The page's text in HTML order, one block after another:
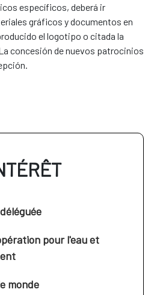
específicos, deberá ir
gráficos y documentos en
el logotipo o citada la
concesión de nuevos patrocinios
pour l'eau et
monde